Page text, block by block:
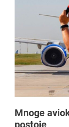
Mnoge
postoje